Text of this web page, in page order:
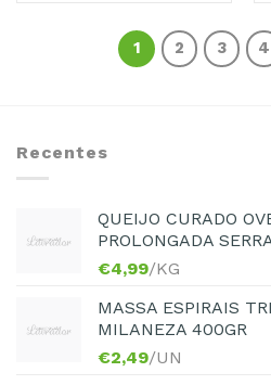
1 2 3 4
Recentes
QUEIJO CURADO
PROLONGADA
€4,99/KG
MASSA ESPIRAIS
MILANEZA 400GR
€2,49/UN